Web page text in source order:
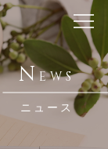
NEWS
ニュース